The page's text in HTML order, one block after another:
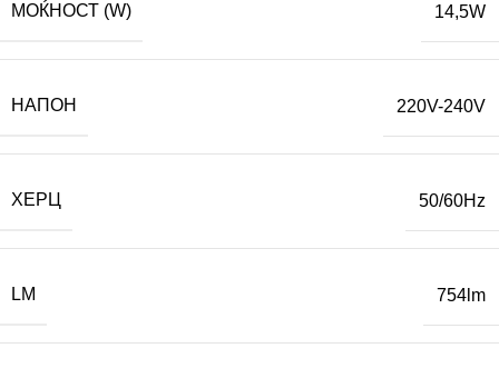
МОЌНОСТ (W) 14,5W
НАПОН 220V-240V
ХЕРЦ 50/60Hz
LM 754lm